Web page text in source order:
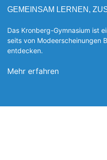
GEMEINSAM LERNEN,
Das Kronberg-Gymnasium ist
seits von Modeerscheinungen
entde­cken.
Mehr erfahren